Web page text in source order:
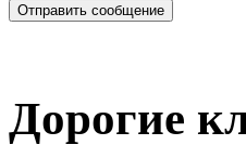
Дорогие